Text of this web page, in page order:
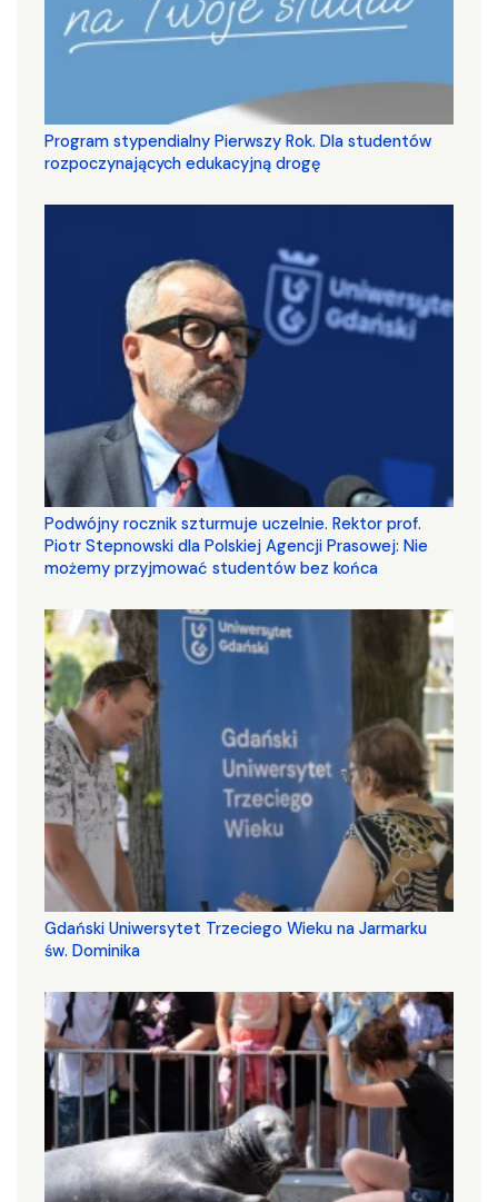
Program stypendialny Pierwszy Rok. Dla studentów
rozpoczynających edukacyjną drogę
Podwójny rocznik szturmuje uczelnie. Rektor prof.
Piotr Stepnowski dla Polskiej Agencji Prasowej: Nie
możemy przyjmować studentów bez końca
Gdański Uniwersytet Trzeciego Wieku na Jarmarku
św. Dominika